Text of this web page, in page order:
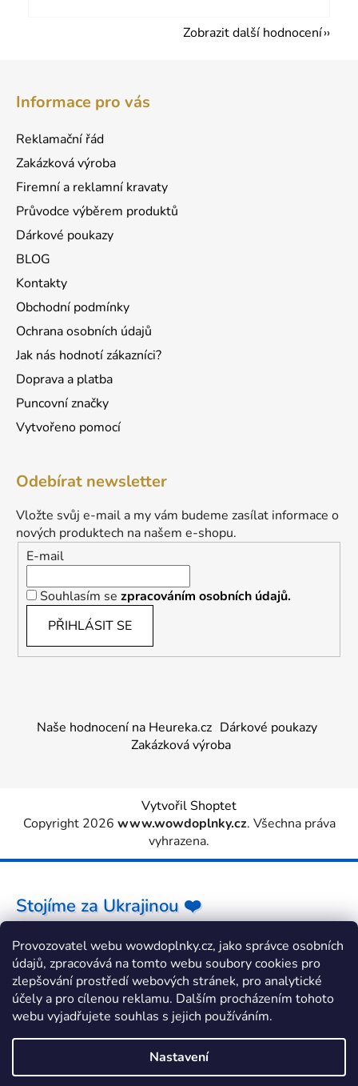
Provozovatel webu wowdoplnky.cz, jako správce osobních
údajů, zpracovává na tomto webu soubory cookies pro
zlepšování prostředí webových stránek, pro analytické
účely a pro cílenou reklamu. Dalším procházením tohoto
webu vyjadřujete souhlas s jejich používáním.
Nastavení
Zobrazit další hodnocení
Informace pro vás
Reklamační řád
Zakázková výroba
Firemní a reklamní kravaty
Průvodce výběrem produktů
Dárkové poukazy
BLOG
Kontakty
Obchodní podmínky
Ochrana osobních údajů
Jak nás hodnotí zákazníci?
Doprava a platba
Puncovní značky
Vytvořeno pomocí
Odebírat newsletter
Vložte svůj e-mail a my vám budeme zasílat informace o
nových produktech na našem e-shopu.
E-mail
Souhlasím se zpracováním osobních údajů.
PŘIHLÁSIT SE
Naše hodnocení na Heureka.cz Dárkové poukazy
Zakázková výroba
Vytvořil Shoptet
Copyright 2026 www.wowdoplnky.cz. Všechna práva
vyhrazena.
Stojíme za Ukrajinou ❤️
Jak a čím pomoci »